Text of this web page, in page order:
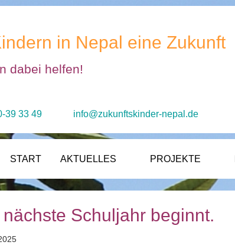
in Nepal eine Zukunft
dabei helfen!
39 33 49 info@zukunftskinder-nepal.de
START AKTUELLES PROJEKTE
Schuljahr beginnt.